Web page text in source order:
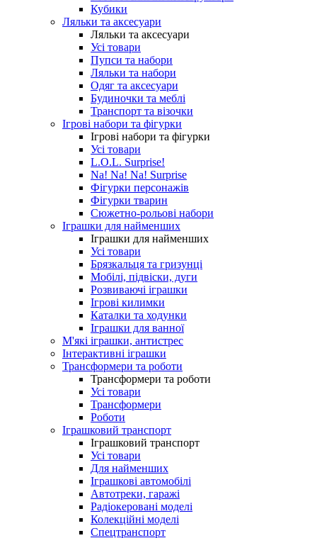
Кубики
Ляльки та аксесуари
Ляльки та аксесуари
Усі товари
Пупси та набори
Ляльки та набори
Одяг та аксесуари
Будиночки та меблі
Транспорт та візочки
Ігрові набори та фігурки
Ігрові набори та фігурки
Усі товари
L.O.L. Surprise!
Na! Na! Na! Surprise
Фігурки персонажів
Фігурки тварин
Сюжетно-рольові набори
Іграшки для найменших
Іграшки для найменших
Усі товари
Брязкальця та гризунці
Мобілі, підвіски, дуги
Розвиваючі іграшки
Ігрові килимки
Каталки та ходунки
Іграшки для ванної
М'які іграшки, антистрес
Інтерактивні іграшки
Трансформери та роботи
Трансформери та роботи
Усі товари
Трансформери
Роботи
Іграшковий транспорт
Іграшковий транспорт
Усі товари
Для найменших
Іграшкові автомобілі
Автотреки, гаражі
Радіокеровані моделі
Колекційні моделі
Спецтранспорт